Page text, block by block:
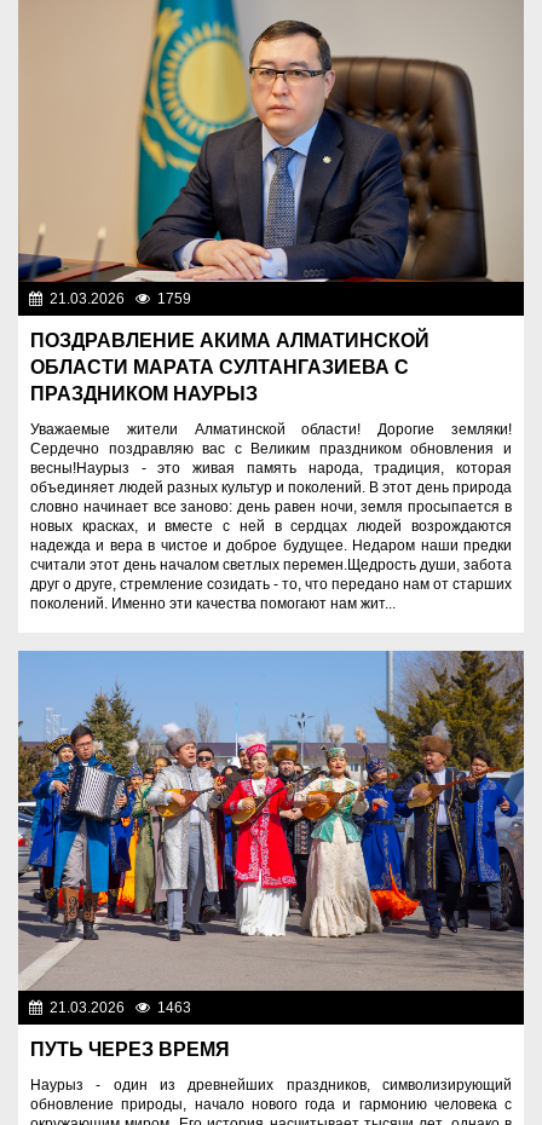
21.03.2026 1759
ПОЗДРАВЛЕНИЕ АКИМА АЛМАТИНСКОЙ
ОБЛАСТИ МАРАТА СУЛТАНГАЗИЕВА С
ПРАЗДНИКОМ НАУРЫЗ
Уважаемые жители Алматинской области! Дорогие земляки!
Сердечно поздравляю вас с Великим праздником обновления и
весны!Наурыз - это живая память народа, традиция, которая
объединяет людей разных культур и поколений. В этот день природа
словно начинает все заново: день равен ночи, земля просыпается в
новых красках, и вместе с ней в сердцах людей возрождаются
надежда и вера в чистое и доброе будущее. Недаром наши предки
считали этот день началом светлых перемен.Щедрость души, забота
друг о друге, стремление созидать - то, что передано нам от старших
поколений. Именно эти качества помогают нам жит...
21.03.2026 1463
ПУТЬ ЧЕРЕЗ ВРЕМЯ
Наурыз - один из древнейших праздников, символизирующий
обновление природы, начало нового года и гармонию человека с